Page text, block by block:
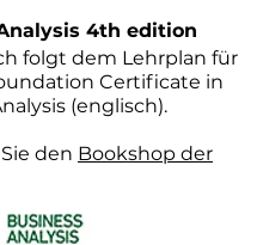
4th edition
folgt dem Lehrplan für
Certificate in
(englisch).
den Bookshop der